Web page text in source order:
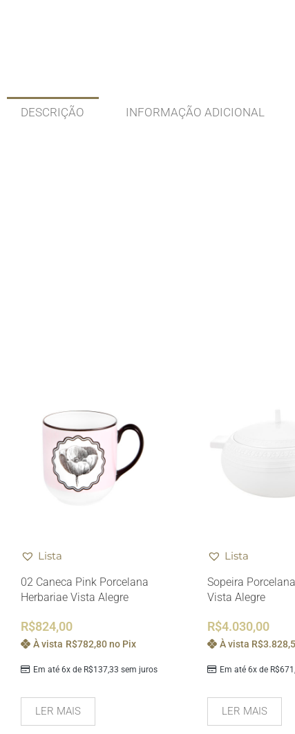
DESCRIÇÃO INFORMAÇÃO ADICIONAL
Lista
02 Caneca Pink Porcelana
Herbariae Vista Alegre
R$824,00
Em até 6x de R$137,33 sem juros
À vista R$782,80 no Pix
LER MAIS
Lista
Sopeira
Vista Alegre
R$4.030,00
Em até 6x de R$
À vista R$
LER MAIS